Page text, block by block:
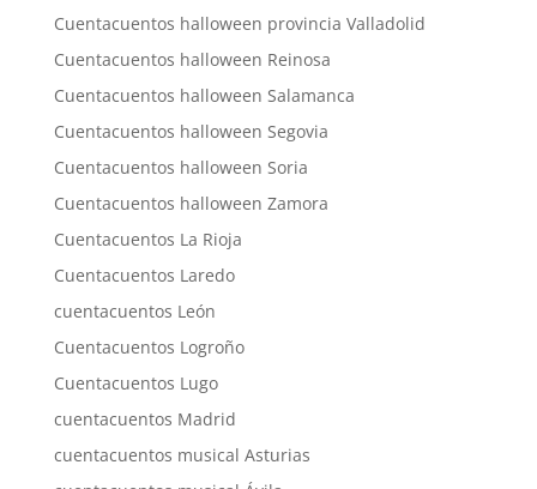
Cuentacuentos halloween provincia Valladolid
Cuentacuentos halloween Reinosa
Cuentacuentos halloween Salamanca
Cuentacuentos halloween Segovia
Cuentacuentos halloween Soria
Cuentacuentos halloween Zamora
Cuentacuentos La Rioja
Cuentacuentos Laredo
cuentacuentos León
Cuentacuentos Logroño
Cuentacuentos Lugo
cuentacuentos Madrid
cuentacuentos musical Asturias